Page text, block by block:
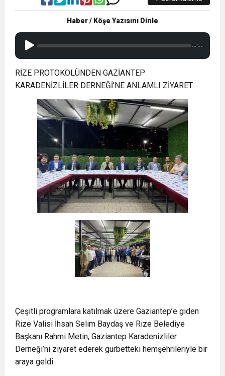
Haber / Köşe Yazısını Dinle
--:--
RİZE PROTOKOLÜNDEN GAZİANTEP
KARADENİZLİLER DERNEĞİ’NE ANLAMLI ZİYARET
Çeşitli programlara katılmak üzere Gaziantep’e giden
Rize Valisi İhsan Selim Baydaş ve Rize Belediye
Başkanı Rahmi Metin, Gaziantep Karadenizliler
Derneği’ni ziyaret ederek gurbetteki hemşehrileriyle bir
araya geldi.